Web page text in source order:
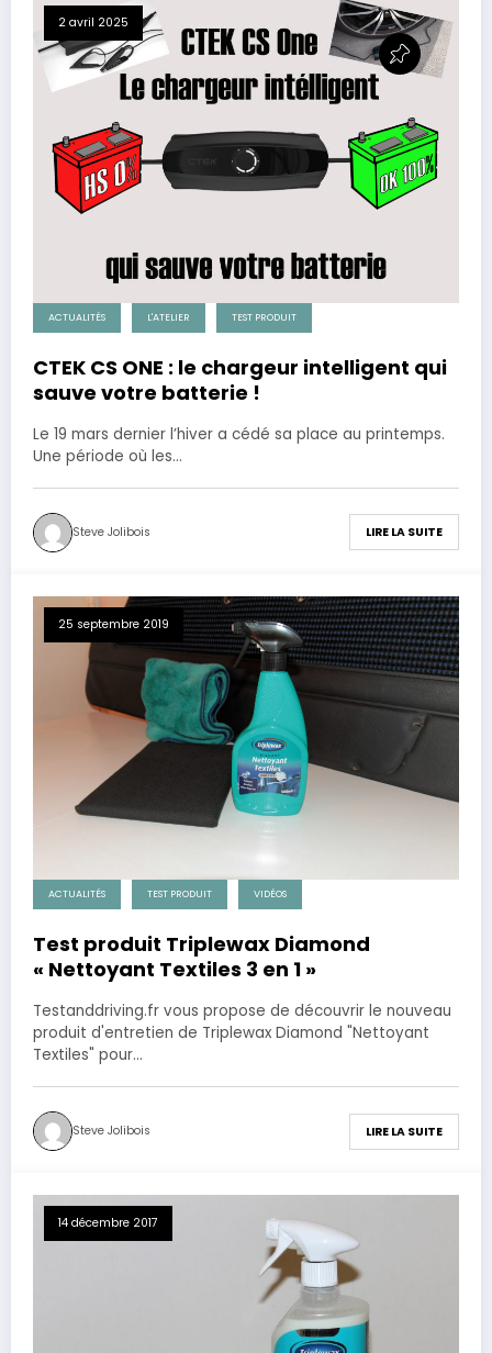
2 avril 2025
ACTUALITÉS L'ATELIER TEST PRODUIT
CTEK CS ONE : le chargeur intelligent qui
sauve votre batterie !
Le 19 mars dernier l’hiver a cédé sa place au printemps.
Une période où les…
Steve Jolibois LIRE LA SUITE
25 septembre 2019
ACTUALITÉS TEST PRODUIT VIDÉOS
Test produit Triplewax Diamond
« Nettoyant Textiles 3 en 1 »
Testanddriving.fr vous propose de découvrir le nouveau
produit d'entretien de Triplewax Diamond "Nettoyant
Textiles" pour…
Steve Jolibois LIRE LA SUITE
14 décembre 2017